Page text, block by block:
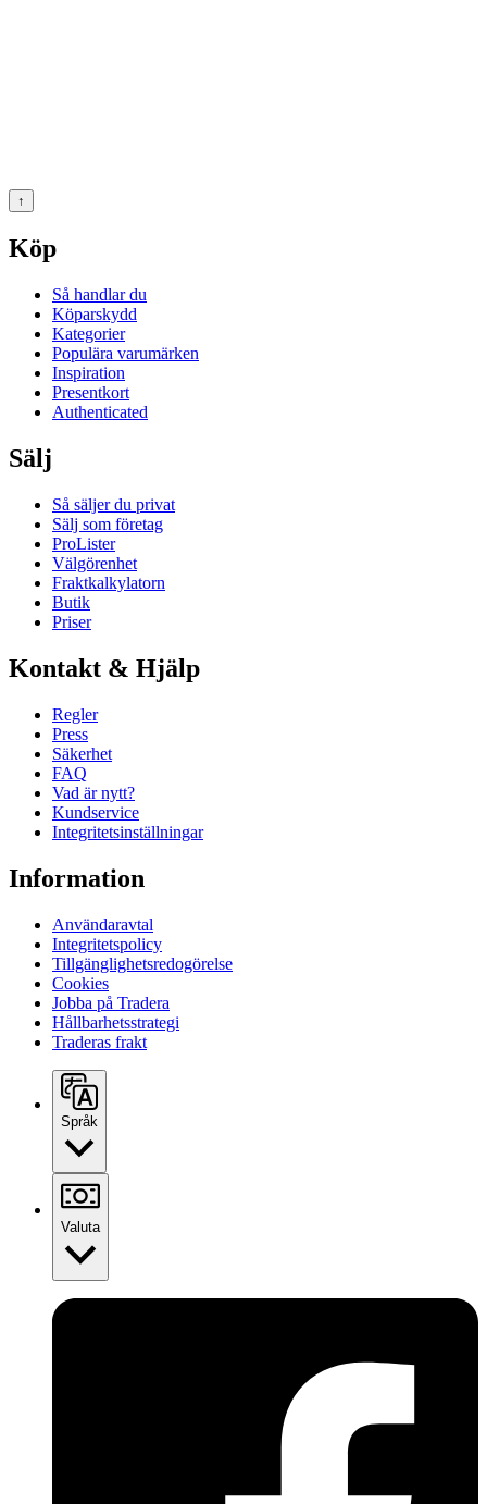
↑
Köp
Så handlar du
Köparskydd
Kategorier
Populära varumärken
Inspiration
Presentkort
Authenticated
Sälj
Så säljer du privat
Sälj som företag
ProLister
Välgörenhet
Fraktkalkylatorn
Butik
Priser
Kontakt & Hjälp
Regler
Press
Säkerhet
FAQ
Vad är nytt?
Kundservice
Integritetsinställningar
Information
Användaravtal
Integritetspolicy
Tillgänglighetsredogörelse
Cookies
Jobba på Tradera
Hållbarhetsstrategi
Traderas frakt
Språk
Valuta